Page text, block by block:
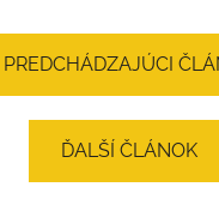
PREDCHÁDZAJÚCI
ĎALŠÍ ČLÁNOK